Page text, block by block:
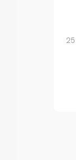
جونسونز مناديل للوجه غير معطرة 25